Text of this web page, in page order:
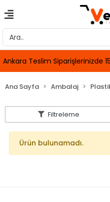
Ankara Teslim Siparişlerinizde
Ana Sayfa Ambalaj
Filtreleme
Ürün bulunamadı.